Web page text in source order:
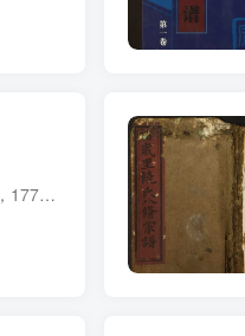
族谱简介 安徽宣城旌德县淳源饶氏重修族谱，1774年（乾隆39年）饶玉清等纂修，12册。始迁祖饶文济，北宋真宗时自江西临川县迁居安徽旌德县淳源村。 族谱部分预览 电子版PDF网盘下载